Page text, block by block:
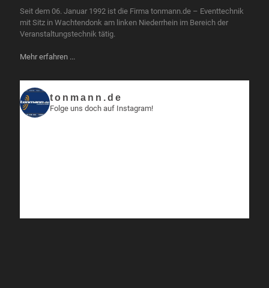
Seit dem 06. Januar 1992 ist die Firma tonmann.de – Eventtechnik
mit Sitz in Wachtendonk am linken Niederrhein im Bereich der
Veranstaltungstechnik tätig.
Mehr erfahren ...
tonmann.de
Folge uns doch auf Instagram!